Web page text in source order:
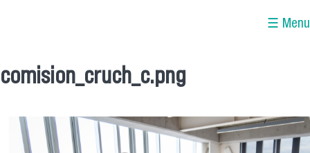
☰ Menu
Se encuentra usted aquí
comision_cruch_c.png